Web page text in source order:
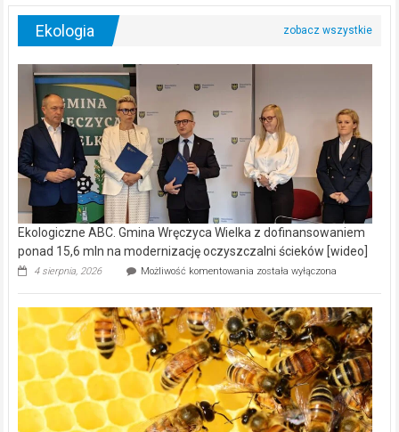
Ekologia
Ekologiczne ABC. Gmina Wręczyca Wielka z dofinansowaniem
ponad 15,6 mln na modernizację oczyszczalni ścieków [wideo]
4 sierpnia, 2026 Możliwość komentowania Ekologiczne
Wręczyca
Wielka
z
dofinansowaniem
ponad
15,6
mln
na
modernizację
została wyłączona